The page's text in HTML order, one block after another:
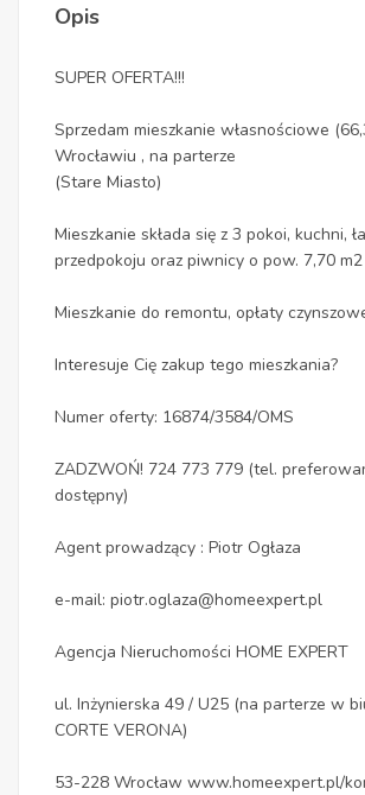
Opis
SUPER OFERTA!!!
Sprzedam mieszkanie własnościowe
Wrocławiu , na parterze
(Stare Miasto)
Mieszkanie składa się z 3 pokoi, kuchni,
przedpokoju oraz piwnicy o pow. 7,70 m2
Mieszkanie do remontu, opłaty
Interesuje Cię zakup tego mieszkania?
Numer oferty: 16874/3584/OMS
ZADZWOŃ! 724 773 779 (tel.
dostępny)
Agent prowadzący : Piotr Ogłaza
e-mail: piotr.oglaza@homeexpert.pl
Agencja Nieruchomości HOME EXPERT
ul. Inżynierska 49 / U25 (na parterze w
CORTE VERONA)
53-228 Wrocław www.homeexpert.pl/